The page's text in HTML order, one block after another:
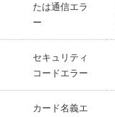
たは通信エラ
ー
セキュリティ
コードエラー
カード名義エ